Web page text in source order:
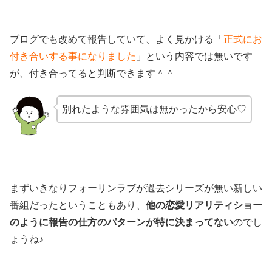
ブログでも改めて報告していて、よく見かける「 正式にお
付き合いする事になりました 」という内容では無いです
が、付き合ってると判断できます＾＾
別れたような雰囲気は無かったから安心♡
まずいきなりフォーリンラブが過去シリーズが無い新しい
番組だったということもあり、 他の恋愛リアリティショー
のように報告の仕方のパターンが特に決まってないのでし
ょうね♪